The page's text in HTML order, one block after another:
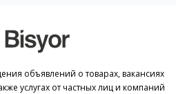
объявлений о товарах, вакансиях
услугах от частных лиц и компаний